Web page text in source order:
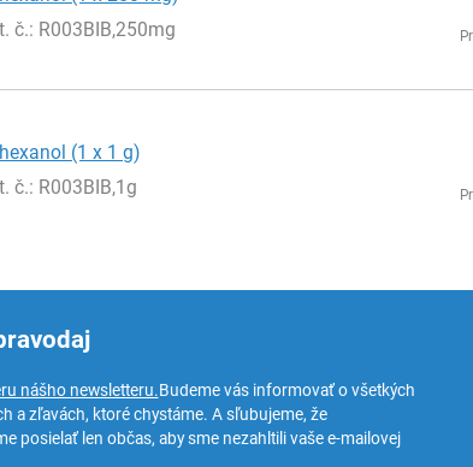
č.: R003BIB,250mg
(1 x 1 g)
č.: R003BIB,1g
nášho newsletteru.Budeme vás informovať o všetkých
a zľavách, ktoré chystáme. A sľubujeme, že
posielať len občas, aby sme nezahltili vaše e-mailovej